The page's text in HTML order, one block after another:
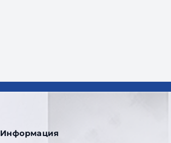
Информация